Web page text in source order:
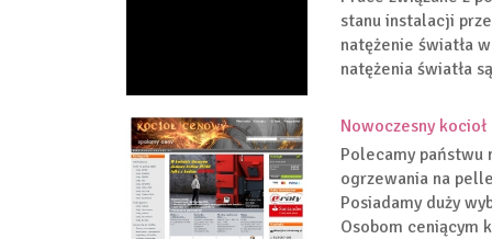
stanu instalacji
natężenie światła
natężenia światła
Nowoczesny
Polecamy państwu
ogrzewania na
Posiadamy duży
Osobom ceniącym